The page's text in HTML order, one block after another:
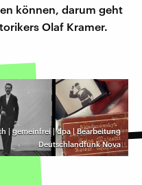
können, darum geht
Olaf Kramer.
| gemeinfrei | dpa | Bearbeitung
Deutschlandfunk Nova